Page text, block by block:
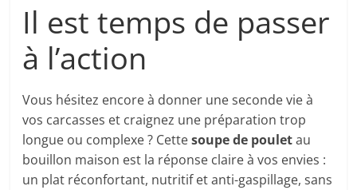
Il est temps de passer
à l’action
Vous hésitez encore à donner une seconde vie à
vos carcasses et craignez une préparation trop
longue ou complexe ? Cettesoupe de pouletau
bouillon maison est la réponse claire à vos envies :
un plat réconfortant, nutritif et anti-gaspillage, sans